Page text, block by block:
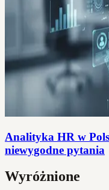
Analityka HR w
niewygodne pytania
Wyróżnione